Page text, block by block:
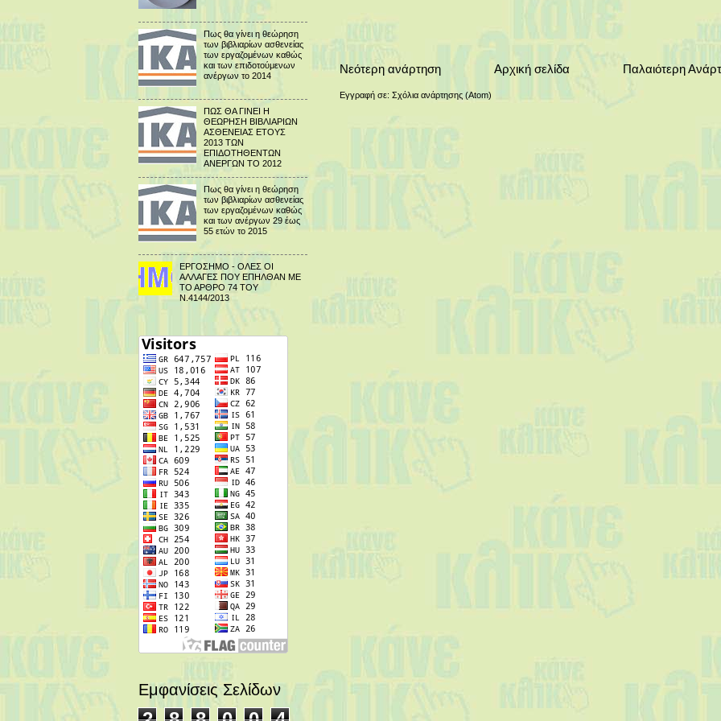
Νεότερη ανάρτηση Παλαιότερη
Αρχική σελίδα
Εγγραφή σε: Σχόλια ανάρτησης (Atom)
Πως θα γίνει η θεώρηση
των βιβλιαρίων ασθενείας
των εργαζομένων καθώς
και των επιδοτούμενων
ανέργων το 2014
ΠΩΣ ΘΑ ΓΙΝΕΙ Η
ΘΕΩΡΗΣΗ ΒΙΒΛΙΑΡΙΩΝ
ΑΣΘΕΝΕΙΑΣ ΕΤΟΥΣ
2013 ΤΩΝ
ΕΠΙΔΟΤΗΘΕΝΤΩΝ
ΑΝΕΡΓΩΝ ΤΟ 2012
Πως θα γίνει η θεώρηση
των βιβλιαρίων ασθενείας
των εργαζομένων καθώς
και των ανέργων 29 έως
55 ετών το 2015
ΕΡΓΟΣΗΜΟ - ΟΛΕΣ ΟΙ
ΑΛΛΑΓΕΣ ΠΟΥ ΕΠΗΛΘΑΝ ΜΕ
ΤΟ ΑΡΘΡΟ 74 ΤΟΥ
Ν.4144/2013
Εμφανίσεις Σελίδων